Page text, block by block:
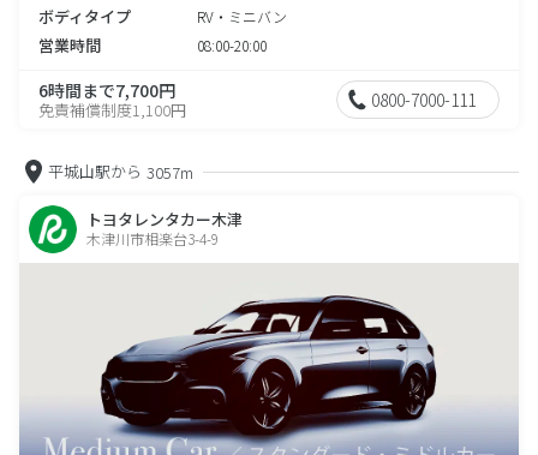
ボディタイプ RV・ミニバン
営業時間 08:00-20:00
6時間まで7,700円
免責補償制度1,100円 0800-7000-111
平城山駅から 3057m
トヨタレンタカー木津
木津川市相楽台3-4-9